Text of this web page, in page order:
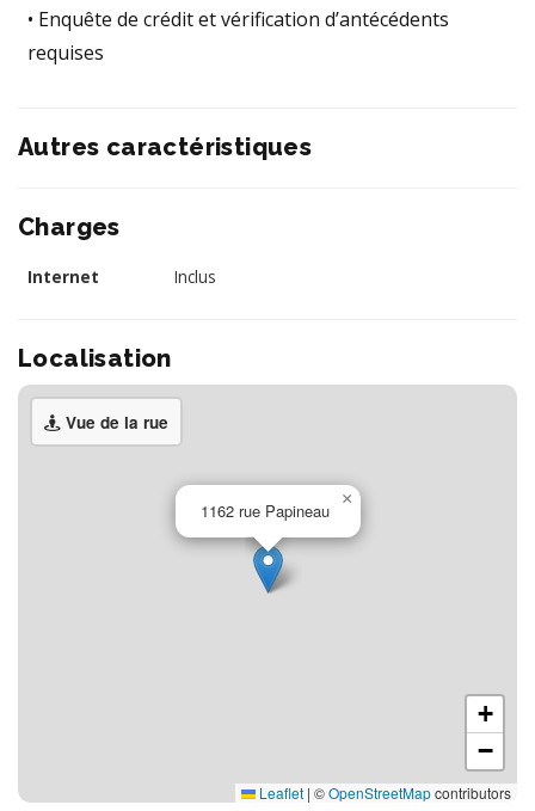
• Enquête de crédit et vérification d’antécédents
requises
Autres caractéristiques
Charges
Internet Inclus
Localisation
Vue de la rue
1162 rue Papineau
×
+
−
Leaflet | ©OpenStreetMapcontributors